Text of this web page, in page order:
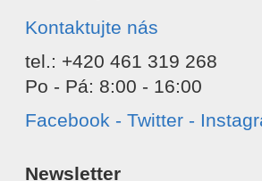
Kontaktujte nás
tel.: +420 461 319 268
Po - Pá: 8:00 - 16:00
Facebook - Twitter -
Newsletter